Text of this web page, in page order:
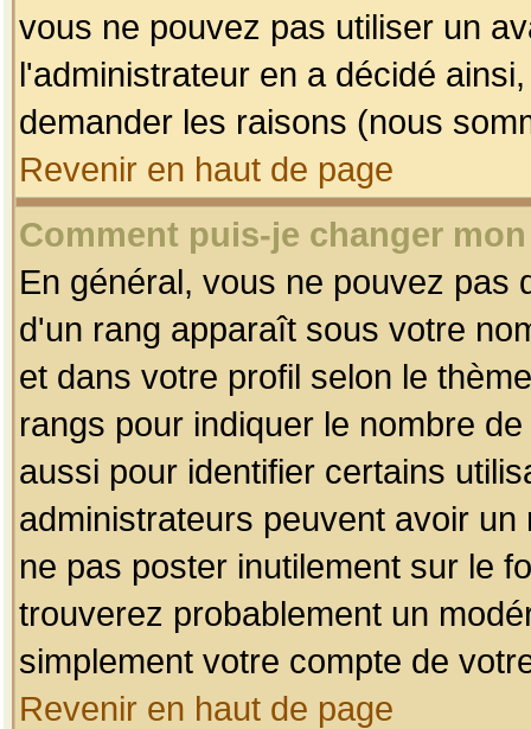
vous ne pouvez pas utiliser un
l'administrateur en a décidé
demander les raisons (nous
Revenir en haut de page
Comment puis-je changer
En général, vous ne pouvez pas
d'un rang apparaît sous votre
et dans votre profil selon le
rangs pour indiquer le nombre
aussi pour identifier certains
administrateurs peuvent avoir
ne pas poster inutilement sur le
trouverez probablement un
simplement votre compte de
Revenir en haut de page